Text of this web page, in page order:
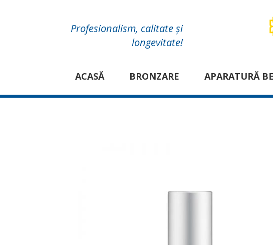
Profesionalism, calitate și
longevitate!
ACASĂ BRONZARE APARATURĂ